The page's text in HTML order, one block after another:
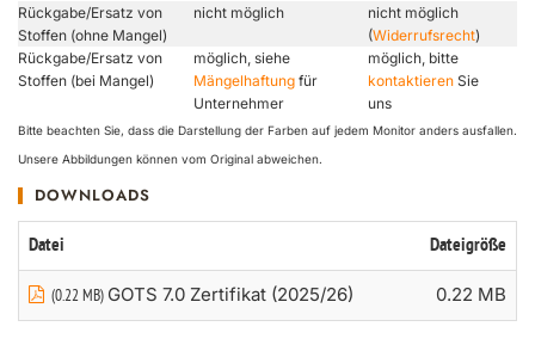
Rückgabe/Ersatz von
Stoffen (ohne Mangel)
nicht möglich
nicht möglich
(Widerrufsrecht)
Rückgabe/Ersatz von
Stoffen (bei Mangel)
möglich, siehe
Mängelhaftung für
Unternehmer
möglich, bitte
kontaktieren Sie
uns
Bitte beachten Sie, dass die Darstellung der Farben auf jedem Monitor anders ausfallen.
Unsere Abbildungen können vom Original abweichen.
DOWNLOADS
Datei Dateigröße
(0.22 MB) GOTS 7.0 Zertifikat (2025/26) 0.22 MB